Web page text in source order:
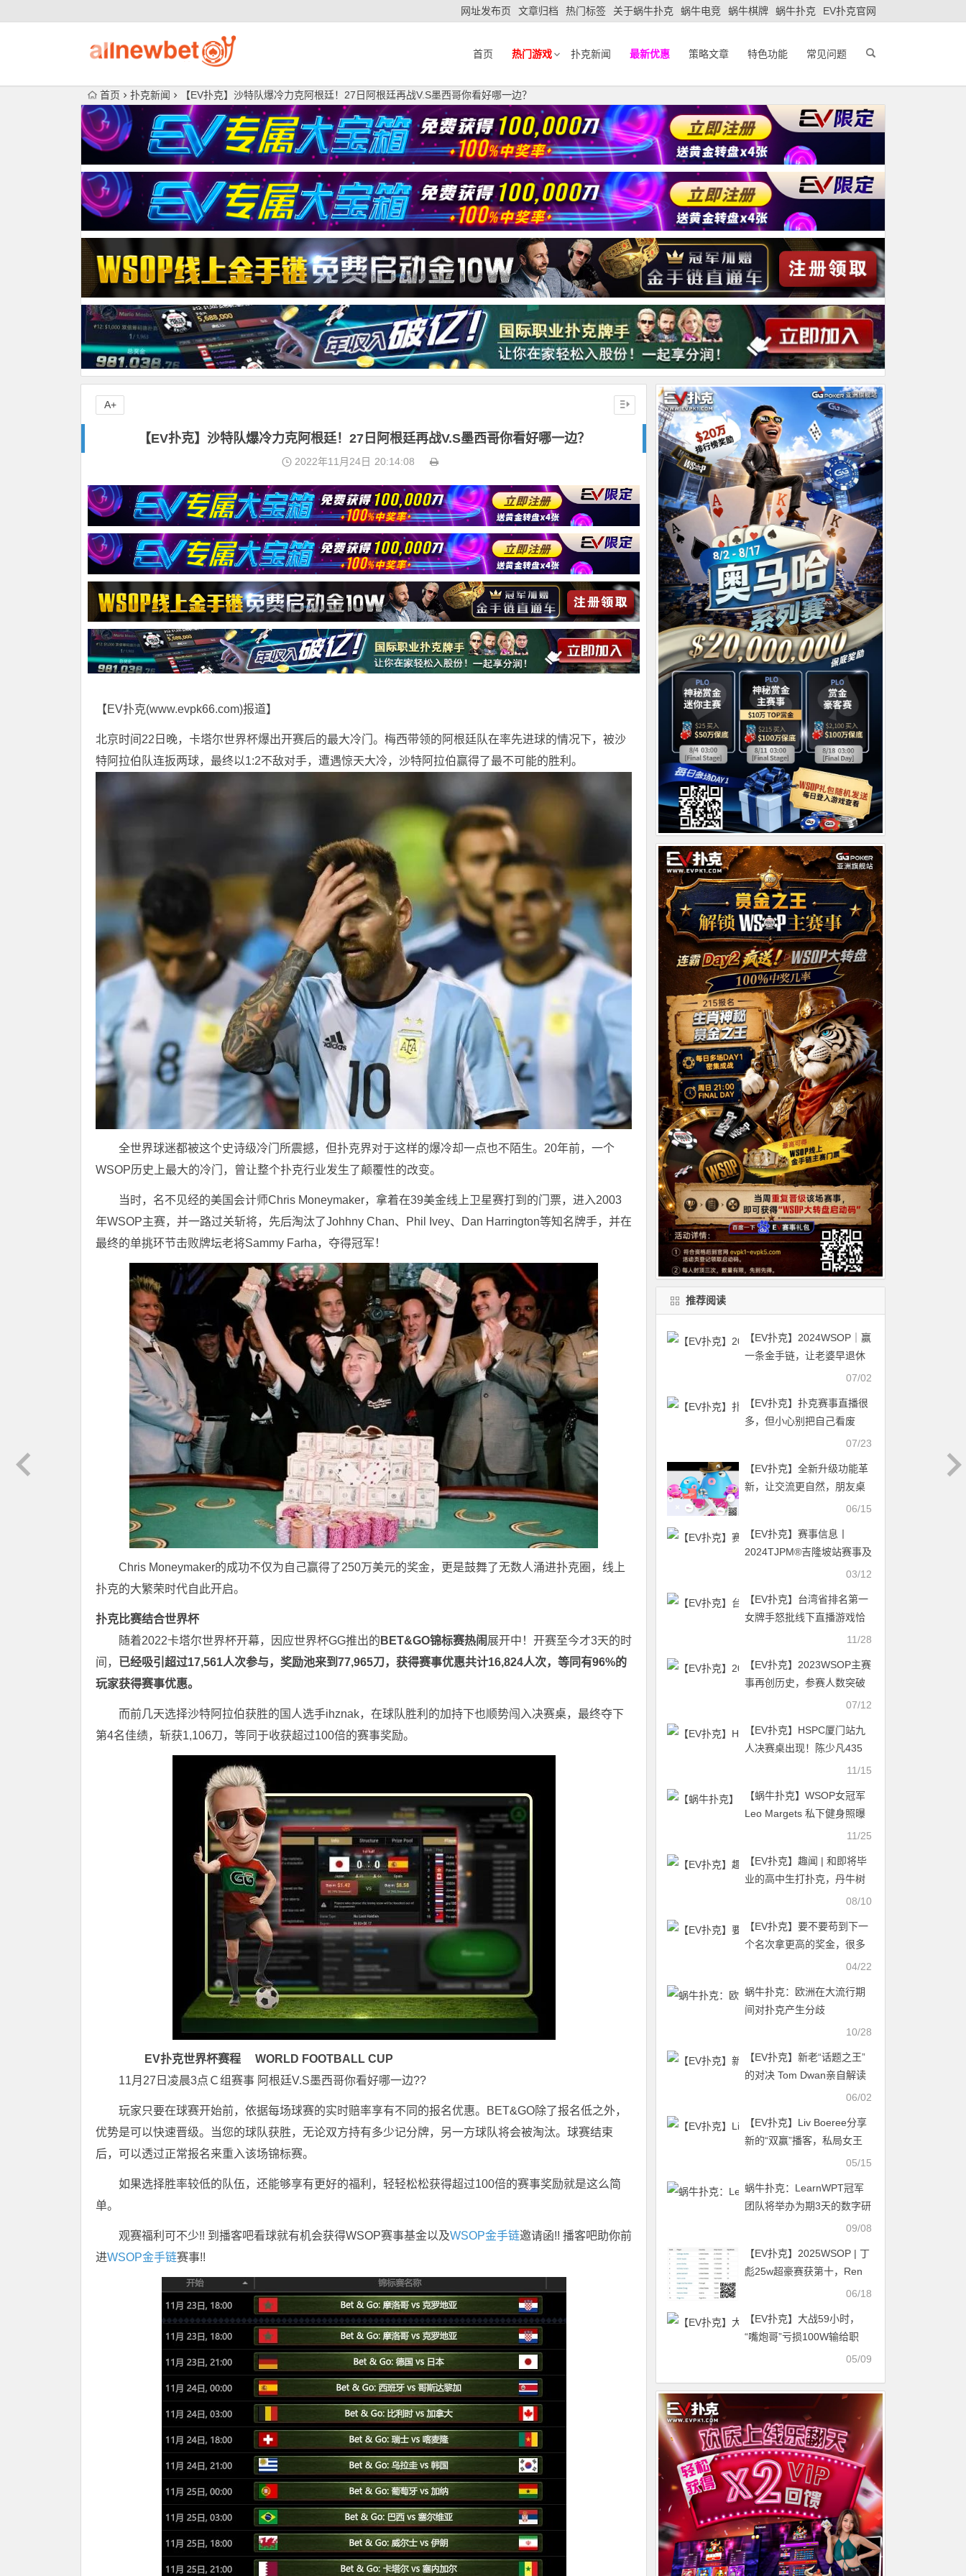
网址发布页 文章归档 热门标签 关于蜗牛扑克 蜗牛电竞 蜗牛棋牌 蜗牛扑克 EV扑克官网
首页 热门游戏 扑克新闻 最新优惠 策略文章 特色功能 常见问题
首页 扑克新闻 【EV扑克】沙特队爆冷力克阿根廷！27日阿根廷再战V.S墨西哥你看好哪一边？
【EV扑克】沙特队爆冷力克阿根廷！27日阿根廷再战V.S墨西哥你看好哪一边？
2022年11月24日 20:14:08
【EV扑克(www.evpk66.com)报道】
北京时间22日晚，卡塔尔世界杯爆出开赛后的最大冷门。梅西带领的阿根廷队在率先进球的情况下，被沙
特阿拉伯队连扳两球，最终以1:2不敌对手，遭遇惊天大冷，沙特阿拉伯赢得了最不可能的胜利。
全世界球迷都被这个史诗级冷门所震撼，但扑克界对于这样的爆冷却一点也不陌生。20年前，一个
WSOP历史上最大的冷门，曾让整个扑克行业发生了颠覆性的改变。
当时，名不见经的美国会计师Chris Moneymaker，拿着在39美金线上卫星赛打到的门票，进入2003
年WSOP主赛，并一路过关斩将，先后淘汰了Johhny Chan、Phil Ivey、Dan Harrington等知名牌手，并在
最终的单挑环节击败牌坛老将Sammy Farha，夺得冠军！
Chris Moneymaker的成功不仅为自己赢得了250万美元的奖金，更是鼓舞了无数人涌进扑克圈，线上
扑克的大繁荣时代自此开启。
扑克比赛结合世界杯
随着2022卡塔尔世界杯开幕，因应世界杯GG推出的 BET&GO锦标赛热闹 展开中！开赛至今才3天的时
间，
已经吸引超过17,561人次参与，奖励池来到77,965刀，获得赛事优惠共计16,824人次，等同有96%的
玩家获得赛事优惠。
而前几天选择沙特阿拉伯获胜的国人选手ihznak，在球队胜利的加持下也顺势闯入决赛桌，最终夺下
第4名佳绩，斩获1,106刀，等同于收获超过100倍的赛事奖励。
EV扑克世界杯赛程
WORLD FOOTBALL CUP
11月27日凌晨3点Ｃ组赛事 阿根廷V.S墨西哥你看好哪一边??
玩家只要在球赛开始前，依据每场球赛的实时赔率享有不同的报名优惠。BET&GO除了报名低之外，
优势是可以快速晋级。当您的球队获胜，无论双方持有多少记分牌，另一方球队将会被淘汰。球赛结束
后，可以透过正常报名来重入该场锦标赛。
如果选择胜率较低的队伍，还能够享有更好的福利，轻轻松松获得超过100倍的赛事奖励就是这么简
单。
观赛福利可不少!! 到播客吧看球就有机会获得WSOP赛事基金以及WSOP金手链邀请函!! 播客吧助你前
进WSOP金手链赛事!!
A+
推荐阅读
【EV扑克】2024WSOP｜赢
一条金手链，让老婆早退休
07/02
【EV扑克】扑克赛事直播很
多，但小心别把自己看废
07/23
【EV扑克】全新升级功能革
新，让交流更自然，朋友桌
06/15
【EV扑克】赛事信息丨
2024TJPM®吉隆坡站赛事及
合作酒店预订信息及流程公
03/12
【EV扑克】台湾省排名第一
女牌手怒批线下直播游戏恰
11/28
【EV扑克】2023WSOP主赛
事再创历史，参赛人数突破
一万人！金戒指百Ｗ迷你主
07/12
【EV扑克】HSPC厦门站九
人决赛桌出现！陈少凡435
万记分牌携手其他8人明日热
冕！
11/15
【蜗牛扑克】WSOP女冠军
Leo Margets 私下健身照曝
11/25
【EV扑克】趣闻 | 和即将毕
业的高中生打扑克，丹牛树
08/10
【EV扑克】要不要苟到下一
个名次拿更高的奖金，很多
04/22
蜗牛扑克：欧洲在大流行期
间对扑克产生分歧 ​
10/28
【EV扑克】新老“话题之王”
的对决 Tom Dwan亲自解读
310w美金底池发生的心路历
06/02
【EV扑克】Liv Boeree分享
新的“双赢”播客，私局女王
莫莉被安排为第一位嘉宾05/15
蜗牛扑克：LearnWPT冠军
团队将举办为期3天的数字研
09/08
【EV扑克】2025WSOP | 丁
彪25w超豪赛获第十，Ren
Lin、徐强赛事50前十晋级
06/18
【EV扑克】大战59小时，
“嘴炮哥”亏损100W输给职
05/09